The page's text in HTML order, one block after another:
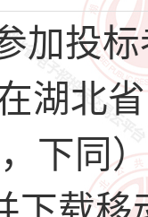
加投
湖北
下同